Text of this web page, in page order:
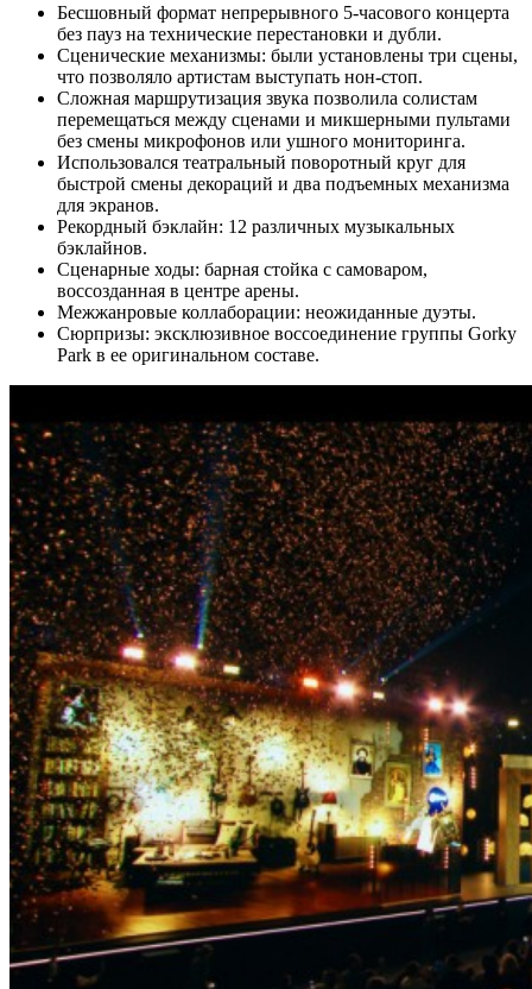
Бесшовный формат непрерывного 5-часового концерта
без пауз на технические перестановки и дубли.
Сценические механизмы: были установлены три сцены,
что позволяло артистам выступать нон-стоп.
Сложная маршрутизация звука позволила солистам
перемещаться между сценами и микшерными пультами
без смены микрофонов или ушного мониторинга.
Использовался театральный поворотный круг для
быстрой смены декораций и два подъемных механизма
для экранов.
Рекордный бэклайн: 12 различных музыкальных
бэклайнов.
Сценарные ходы: барная стойка с самоваром,
воссозданная в центре арены.
Межжанровые коллаборации: неожиданные дуэты.
Сюрпризы: эксклюзивное воссоединение группы Gorky
Park в ее оригинальном составе.